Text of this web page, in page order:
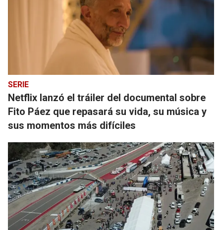
SERIE
Netflix lanzó el tráiler del documental sobre
Fito Páez que repasará su vida, su música y
sus momentos más difíciles